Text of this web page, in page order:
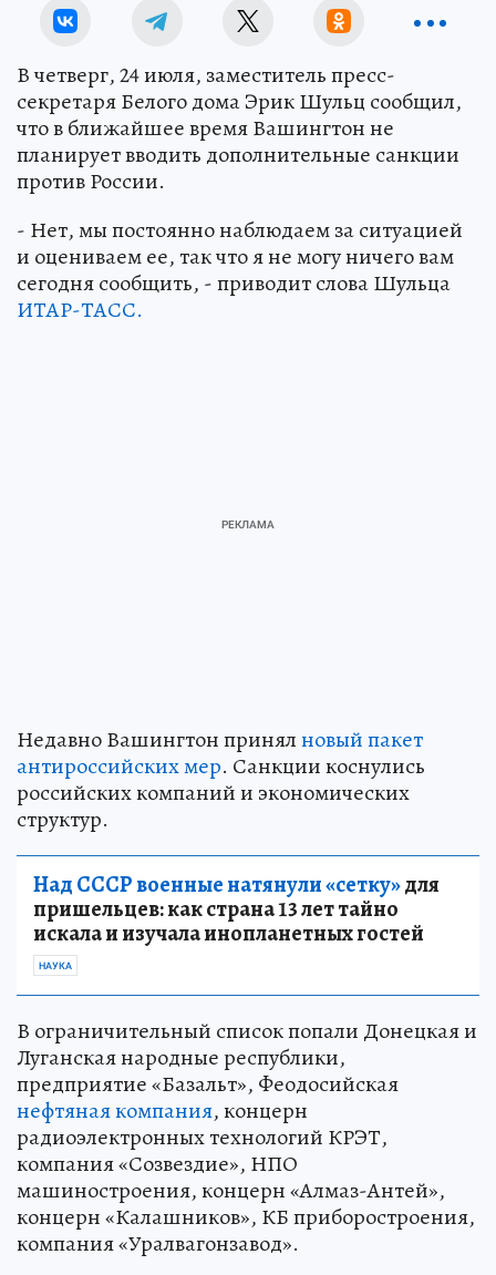
В четверг, 24 июля, заместитель пресс-
секретаря Белого дома Эрик Шульц сообщил,
что в ближайшее время Вашингтон не
планирует вводить дополнительные санкции
против России.
- Нет, мы постоянно наблюдаем за ситуацией
и оцениваем ее, так что я не могу ничего вам
сегодня сообщить, - приводит слова Шульца
ИТАР-ТАСС.
Недавно Вашингтон принялновый пакет
антироссийских мер. Санкции коснулись
российских компаний и экономических
структур.
Над СССР военные натянули «сетку»для
пришельцев: как страна 13 лет тайно
искала и изучала инопланетных гостей
НАУКА
В ограничительный список попали Донецкая и
Луганская народные республики,
предприятие «Базальт», Феодосийская
нефтяная компания, концерн
радиоэлектронных технологий КРЭТ,
компания «Созвездие», НПО
машиностроения, концерн «Алмаз-Антей»,
концерн «Калашников», КБ приборостроения,
компания «Уралвагонзавод».